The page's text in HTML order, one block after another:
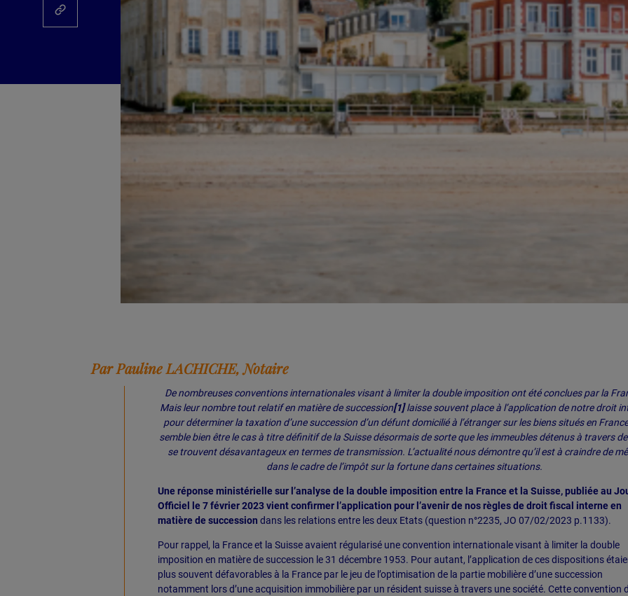
Par Pauline LACHICHE, Notaire
De nombreuses conventions internationales visant à limiter la double imposition ont été conclues par la
Mais leur nombre tout relatif en matière de succession[1]laisse souvent place à l’application de notre droit
pour déterminer la taxation d’une succession d’un défunt domicilié à l’étranger sur les biens situés en
semble bien être le cas à titre définitif de la Suisse désormais de sorte que les immeubles détenus à travers
se trouvent désavantageux en termes de transmission. L’actualité nous démontre qu’il est à craindre de
dans le cadre de l’impôt sur la fortune dans certaines situations.
Une réponse ministérielle sur l’analyse de la double imposition entre la France et la Suisse, publiée au
Officiel le 7 février 2023 vient confirmer l’application pour l’avenir de nos règles de droit fiscal interne en
matière de succession dans les relations entre les deux Etats (question n°2235, JO 07/02/2023 p.1133).
Pour rappel, la France et la Suisse avaient régularisé une convention internationale visant à limiter la double
imposition en matière de succession le 31 décembre 1953. Pour autant, l’application de ces dispositions
plus souvent défavorables à la France par le jeu de l’optimisation de la partie mobilière d’une succession
notamment lors d’une acquisition immobilière par un résident suisse à travers une société. Cette convention